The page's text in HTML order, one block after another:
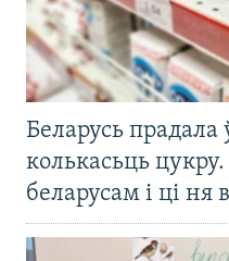
Беларусь
колькасьць
беларусам і ці